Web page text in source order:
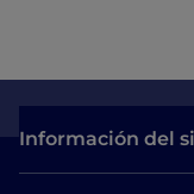
Información del